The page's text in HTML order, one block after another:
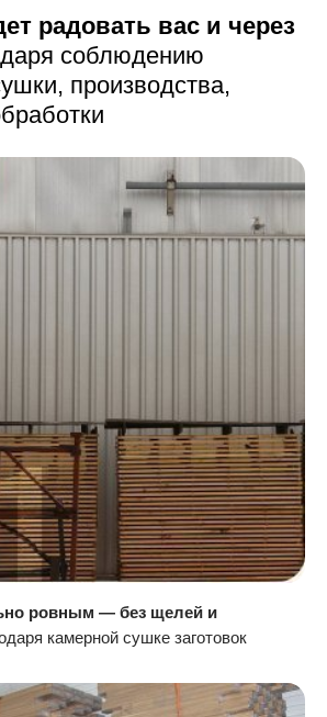
радовать вас и через
соблюдению
производства,
ровным — без щелей и
камерной сушке заготовок